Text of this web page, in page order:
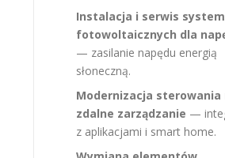
Instalacja i serwis
fotowoltaicznych dla
— zasilanie napędu energią
słoneczną.
Modernizacja sterowania
zdalne zarządzanie —
z aplikacjami i smart home.